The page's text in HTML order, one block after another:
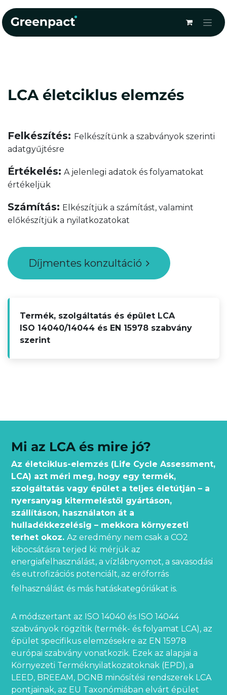
LCA életciklus elemzés
Felkészítés: Felkészítünk a szabványok szerinti
adatgyűjtésre
Értékelés: A jelenlegi adatok és folyamatokat
értékeljük
Számítás: Elkészítjük a számítást, valamint
előkészítjük a nyilatkozatokat
Díjmentes konzultáció
Termék, szolgáltatás és épület LCA
ISO 14040/14044 és EN 15978 szabvány
szerint
Mi az LCA és mire jó?
Az életciklus-elemzés (Life Cycle Assessment,
LCA) azt méri meg, hogy egy termék,
szolgáltatás vagy épület a teljes életútján – a
nyersanyag kitermeléstől gyártáson,
szállításon, használaton át a
hulladékkezelésig – mekkora környezeti
terhet okoz.Az eredmény nem csak a CO2
kibocsátásra terjed ki: mérjük az
energiafelhasználást, a vízlábnyomot, a savasodási
és eutrofizációs potenciált, az erőforrás
felhasználást és más hatáskategóriákat is.
A módszertant az ISO 14040 és ISO 14044
szabványok rögzítik (termék- és folyamat LCA), az
épület specifikus elemzésekre az EN 15978
európai szabvány vonatkozik. Ezek az alapjai a
Környezeti Terméknyilatkozatoknak (EPD), a
LEED, BREEAM, DGNB minősítési rendszerek LCA
pontjainak, az EU Taxonómiában elvárt épület